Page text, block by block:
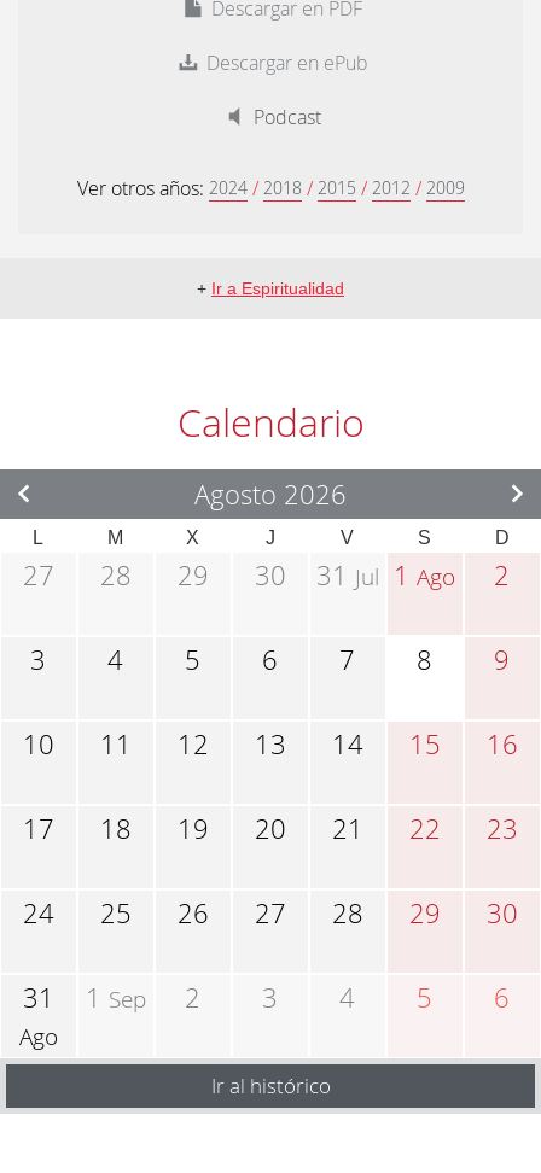
Descargar en PDF
Descargar en ePub
Podcast
Ver otros años: 2024 / 2018 / 2015 / 2012 / 2009
+ Ir a Espiritualidad
Calendario
Agosto 2026
L M X J V S D
27 28 29 30 31 Jul 1Ago 2
3 4 5 6 7 8 9
10 11 12 13 14 15 16
17 18 19 20 21 22 23
24 25 26 27 28 29 30
31
Ago
1 Sep 2 3 4 5 6
Ir al histórico